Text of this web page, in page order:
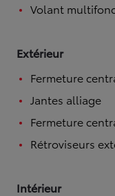
Volant
Extérieur
Fermeture
Jantes alliage
Fermeture
Rétroviseurs
Intérieur